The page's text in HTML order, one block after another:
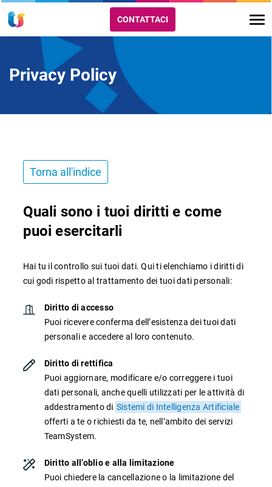
CRM
Ecommerce
Email Marketing
Fatturazione
Financial Solutions
CONTATTACI
Privacy Policy
Torna all'indice
Quali sono i tuoi diritti e come
puoi esercitarli
Hai tu il controllo sui tuoi dati. Qui ti elenchiamo i diritti di
cui godi rispetto al trattamento dei tuoi dati personali:
Diritto di accesso
Puoi ricevere conferma dell’esistenza dei tuoi dati
personali e accedere al loro contenuto.
Diritto di rettifica
Puoi aggiornare, modificare e/o correggere i tuoi
dati personali, anche quelli utilizzati per le attività di
addestramento di Sistemi di Intelligenza Artificiale
offerti a te o richiesti da te, nell’ambito dei servizi
TeamSystem.
Diritto all’oblio e alla limitazione
Puoi chiedere la cancellazione o la limitazione del